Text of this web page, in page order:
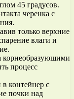
45 градусов.
черенка с
только верхние
влаги и
корнеобразующими
процесс
контейнер с
почки над